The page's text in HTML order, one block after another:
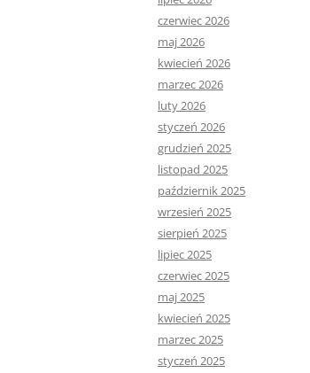
czerwiec 2026
maj 2026
kwiecień 2026
marzec 2026
luty 2026
styczeń 2026
grudzień 2025
listopad 2025
październik 2025
wrzesień 2025
sierpień 2025
lipiec 2025
czerwiec 2025
maj 2025
kwiecień 2025
marzec 2025
styczeń 2025